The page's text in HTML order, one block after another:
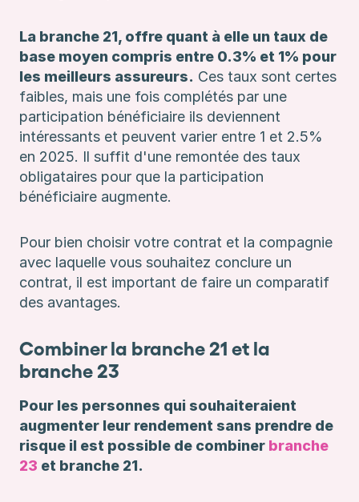
La branche 21, offre quant à elle un taux de
base moyen compris entre 0.3% et 1% pour
les meilleurs assureurs. Ces taux sont certes
faibles, mais une fois complétés par une
participation bénéficiaire ils deviennent
intéressants et peuvent varier entre 1 et 2.5%
en 2025. Il suffit d'une remontée des taux
obligataires pour que la participation
bénéficiaire augmente.
Pour bien choisir votre contrat et la compagnie
avec laquelle vous souhaitez conclure un
contrat, il est important de faire un comparatif
des avantages.
Combiner la branche 21 et la
branche 23
Pour les personnes qui souhaiteraient
augmenter leur rendement sans prendre de
risque il est possible de combiner branche
23 et branche 21.